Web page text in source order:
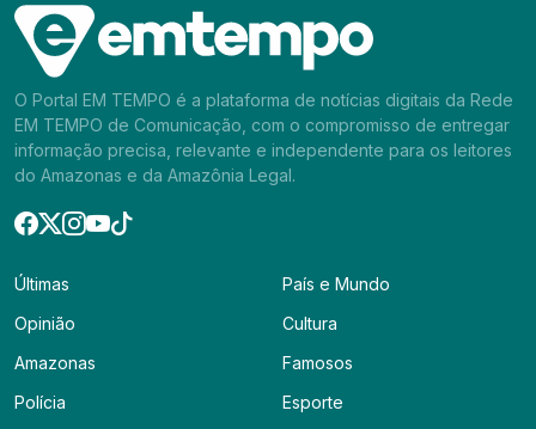
O Portal EM TEMPO é a plataforma de notícias digitais da Rede
EM TEMPO de Comunicação, com o compromisso de entregar
informação precisa, relevante e independente para os leitores
do Amazonas e da Amazônia Legal.
Últimas
Opinião
Amazonas
Polícia
País e Mundo
Cultura
Famosos
Esporte